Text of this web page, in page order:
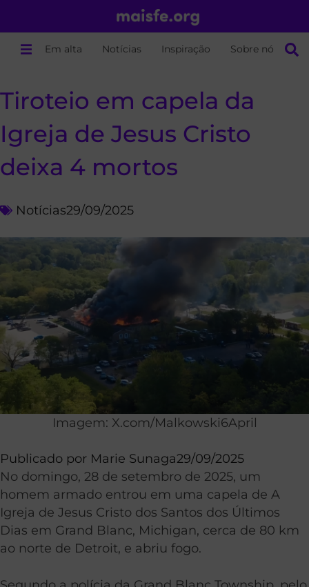
Em alta Notícias Inspiração Sobre nós
Tiroteio em capela da
Igreja de Jesus Cristo
deixa 4 mortos
Notícias29/09/2025
Imagem: X.com/Malkowski6April
Publicado por Marie Sunaga29/09/2025
No domingo, 28 de setembro de 2025, um
homem armado entrou em uma capela de A
Igreja de Jesus Cristo dos Santos dos Últimos
Dias em Grand Blanc, Michigan, cerca de 80 km
ao norte de Detroit, e abriu fogo.